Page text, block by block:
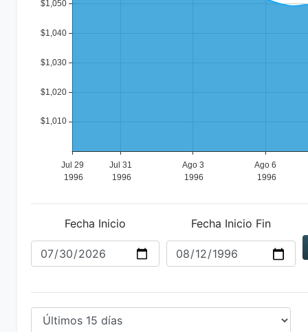
Fecha Inicio
Fecha Inicio Fin